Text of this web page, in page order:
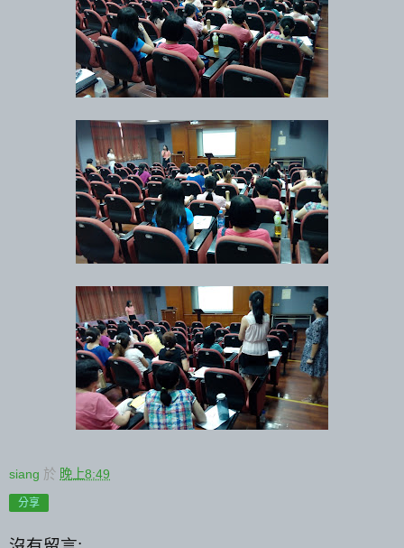
siang 於 晚上8:49
分享